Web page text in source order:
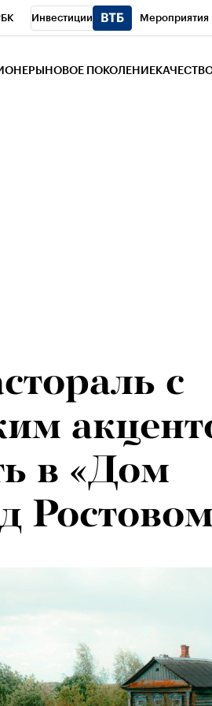
Инвестиции Мероприятия
НОВОЕ ПОКОЛЕНИЕ
с
в «Дом
Ростовом
не
от